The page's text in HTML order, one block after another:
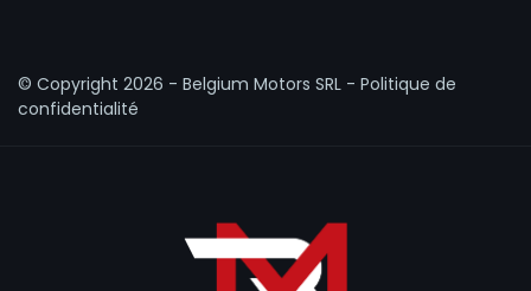
© Copyright 2026 - Belgium Motors SRL - Politique de
confidentialité